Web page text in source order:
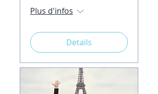
Plus d'infos
Details